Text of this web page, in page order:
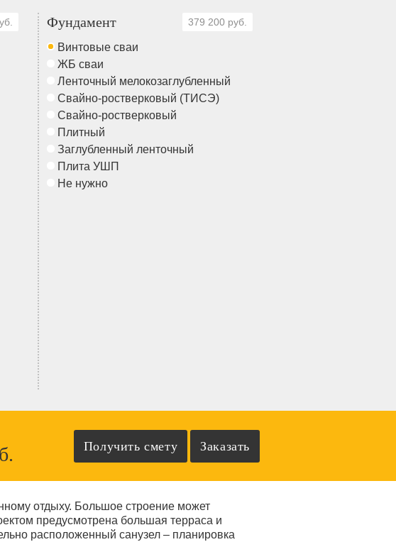
Фундамент 379 200 руб.
Винтовые сваи
ЖБ сваи
Ленточный мелокозаглубленный
Свайно-ростверковый (ТИСЭ)
Свайно-ростверковый
Плитный
Заглубленный ленточный
Плита УШП
Не нужно
отдыху. Большое строение может
предусмотрена большая терраса и
расположенный санузел – планировка